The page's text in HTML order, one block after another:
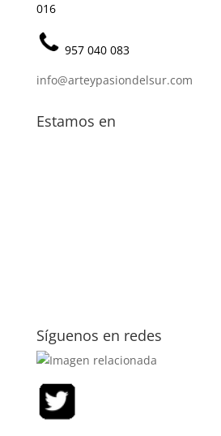
016
957 040 083
info@arteypasiondelsur.com
Estamos en
Síguenos en redes